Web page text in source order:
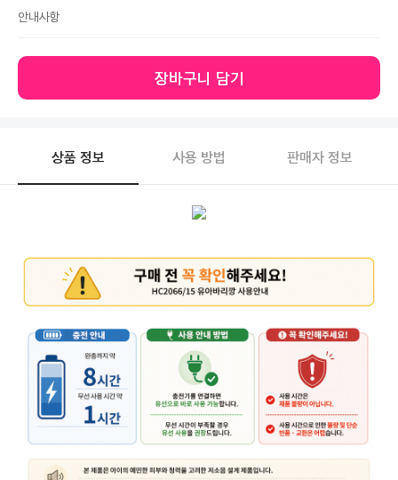
안내사항
장바구니 담기
상품 정보 사용 방법 판매자 정보